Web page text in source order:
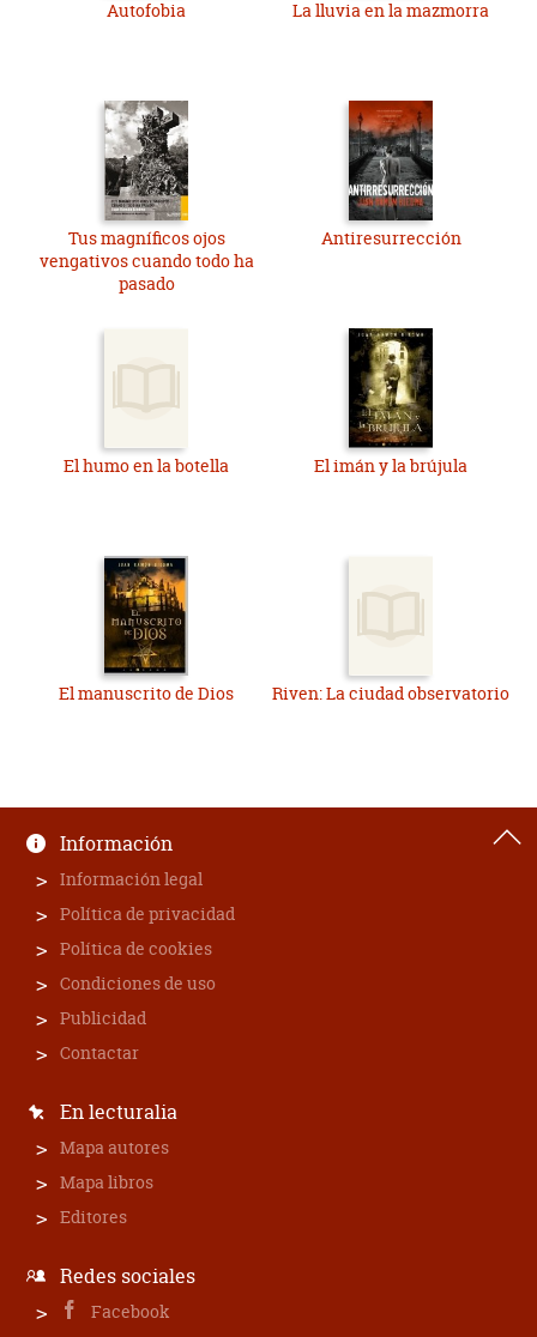
Autofobia La lluvia en la mazmorra
Tus magníficos ojos
vengativos cuando todo ha
pasado
Antiresurrección
El humo en la botella El imán y la brújula
El manuscrito de Dios Riven: La ciudad observatorio
Información
Información legal
Política de privacidad
Política de cookies
Condiciones de uso
Publicidad
Contactar
En lecturalia
Mapa autores
Mapa libros
Editores
Redes sociales
Facebook